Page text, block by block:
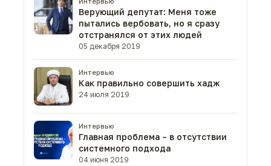
Верующий депутат: Меня тоже
пытались вербовать, но я сразу
отстранялся от этих людей
05 декабря 2019
Интервью
Как правильно совершить хадж
24 июля 2019
Интервью
Главная проблема – в отсутствии
системного подхода
04 июня 2019